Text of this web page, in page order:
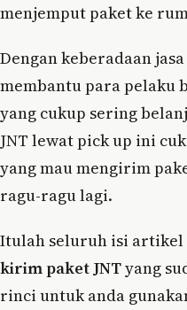
menjemput paket ke
Dengan keberadaan
membantu para pelaku
yang cukup sering
JNT lewat pick up ini
yang mau mengirim
ragu-ragu lagi.
Itulah seluruh isi
kirim paket JNTyang
rinci untuk anda